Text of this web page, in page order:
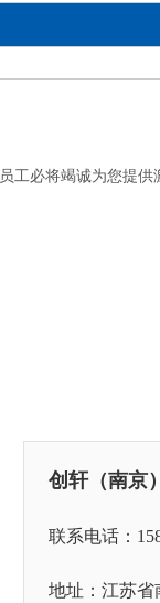
工必将竭诚为您提
创轩（南京
联系电话：
地址：江苏省